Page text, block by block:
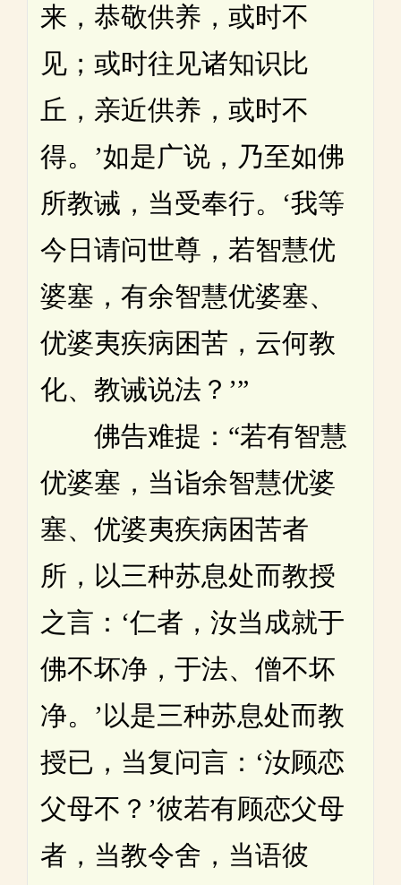
来，恭敬供养，或时不
见；或时往见诸知识比
丘，亲近供养，或时不
得。’如是广说，乃至如佛
所教诫，当受奉行。‘我等
今日请问世尊，若智慧优
婆塞，有余智慧优婆塞、
优婆夷疾病困苦，云何教
化、教诫说法？’”
佛告难提：“若有智慧
优婆塞，当诣余智慧优婆
塞、优婆夷疾病困苦者
所，以三种苏息处而教授
之言：‘仁者，汝当成就于
佛不坏净，于法、僧不坏
净。’以是三种苏息处而教
授已，当复问言：‘汝顾恋
父母不？’彼若有顾恋父母
者，当教令舍，当语彼